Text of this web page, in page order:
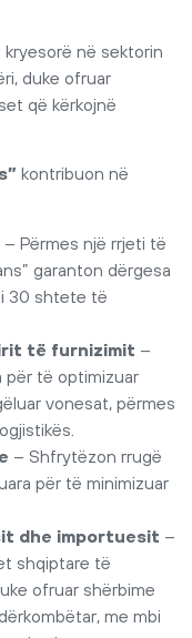
në sektorin
duke ofruar
që kërkojnë
kontribuon në
– Përmes një rrjeti të
garanton dërgesa
30 shtete të
të furnizimit –
për të optimizuar
vonesat, përmes
– Shfrytëzon rrugë
për të minimizuar
dhe importuesit –
shqiptare të
ofruar shërbime
me mbi